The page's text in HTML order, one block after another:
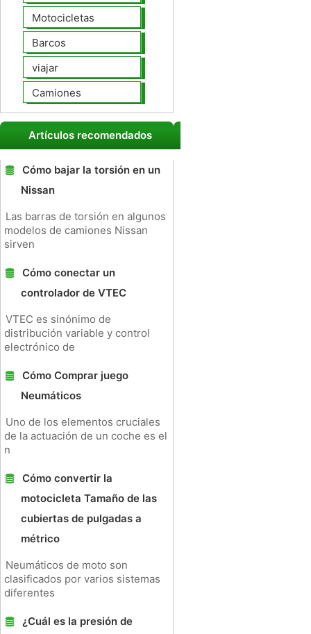
Motocicletas
Barcos
viajar
Camiones
Artículos recomendados
Cómo bajar la torsión en un
Nissan
Las barras de torsión en algunos
modelos de camiones Nissan
sirven
Cómo conectar un
controlador de VTEC
VTEC es sinónimo de
distribución variable y control
electrónico de
Cómo Comprar juego
Neumáticos
Uno de los elementos cruciales
de la actuación de un coche es el
n
Cómo convertir la
motocicleta Tamaño de las
cubiertas de pulgadas a
métrico
Neumáticos de moto son
clasificados por varios sistemas
diferentes
¿Cuál es la presión de